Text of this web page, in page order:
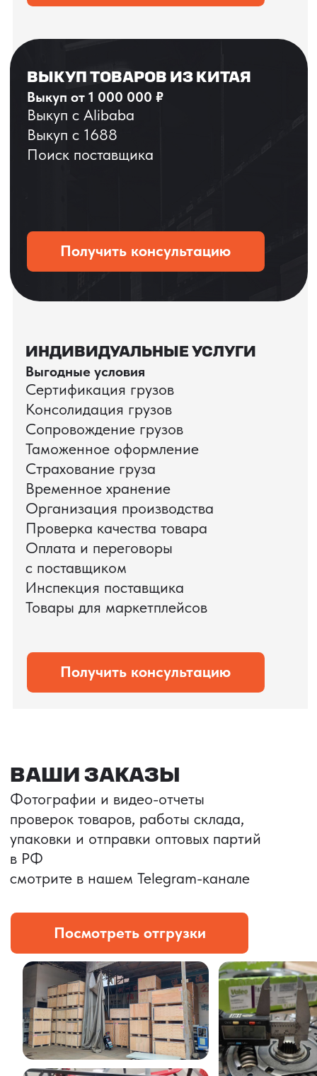
ОСТАВЬТЕ ЗАЯВКУ
Мы вернёмся с расчётом и фото после
технической проверки
Оставить заявку
КЕЙС ПАО «РОСТЕЛЕКОМ»
ПАО «Ростелеком» доверяет нам полный
цикл международных поставок — от
поиска и проверки поставщиков до
доставки оборудования.
Мы обеспечили полный цикл работ:
проверку продукции, логистику,
таможенное оформление и контроль
сроков. В результате все товары были
доставлены точно в срок и без
дополнительных рисков.
PRO TORG — проверенный партнёр по
международной логистике для ведущих
федеральных компаний.
Оставить заявку
Портативные колонки
Условия: Тираж 3100 шт.
Колонка с шнуром
зарядным, без коробки
и ложемента (эвы).
Складная зарядка
Условия: Тираж 5900 шт.
15w.
Комплект: устройство +
КОНТРОЛЬ КАЧЕСТВА
Проверка по ТЗ включает:
— измерения размеров
— визуальный осмотр
— маркировку